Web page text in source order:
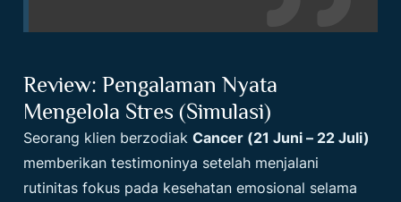
Review: Pengalaman Nyata
Mengelola Stres (Simulasi)
Seorang klien berzodiakCancer (21 Juni – 22 Juli)
memberikan testimoninya setelah menjalani
rutinitas fokus pada kesehatan emosional selama